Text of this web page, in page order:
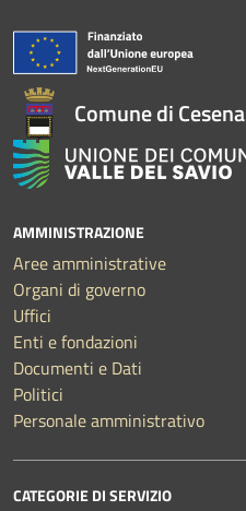
Comune di Cesena
AMMINISTRAZIONE
Aree amministrative
Organi di governo
Uffici
Enti e fondazioni
Documenti e Dati
Politici
Personale amministrativo
CATEGORIE DI SERVIZIO